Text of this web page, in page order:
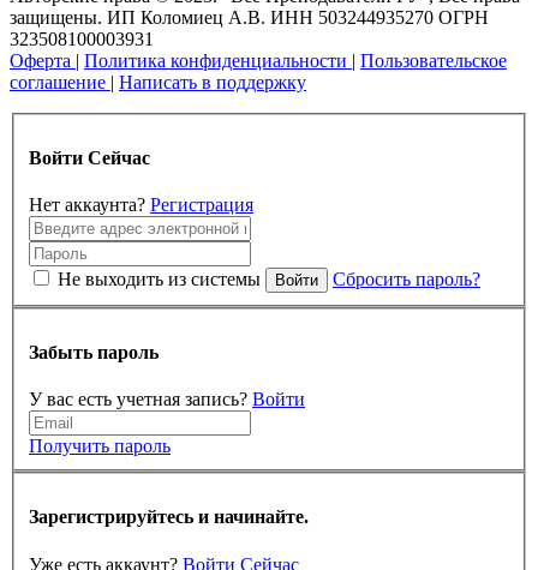
защищены. ИП Коломиец А.В. ИНН 503244935270 ОГРН
323508100003931
Оферта | Политика конфиденциальности | Пользовательское
соглашение | Написать в поддержку
Войти Сейчас
Нет аккаунта? Регистрация
Не выходить из системы Войти Сбросить пароль?
Забыть пароль
У вас есть учетная запись? Войти
Получить пароль
Зарегистрируйтесь и начинайте.
Уже есть аккаунт? Войти Сейчас